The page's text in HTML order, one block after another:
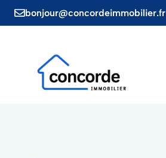
Aller
au
bonjour@concordeimmobilier.fr